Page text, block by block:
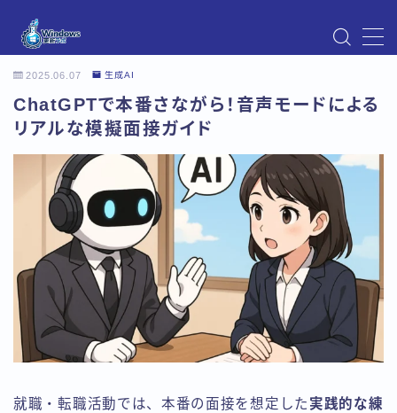
Instagram
Windows Updateの不具合・エラー対処法まとめ
【Windows11対応】
アクセス
お問い合わせ
デモプリセット記事 Part07
トップページ
プライバシーポリシー
プロフィール
メニュー
利用規約／特定商取引法に基づく表記
有料記事の決済完了ページ
運営者情報
2025.06.07 生成AI
ChatGPTで本番さながら！音声モードによる
リアルな模擬面接ガイド
就職・転職活動では、本番の面接を想定した 実践的な練